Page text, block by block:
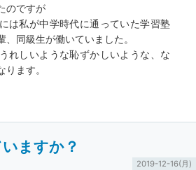
のですが
は私が中学時代に通っていた学習塾
同級生が働いていました。
れしいような恥ずかしいような、な
ます。
ますか？
2019-12-16(月)